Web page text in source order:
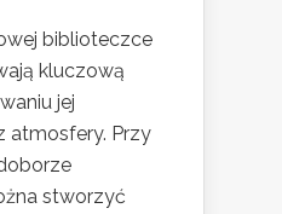
biblioteczce
kluczową
jej
atmosfery. Przy
stworzyć